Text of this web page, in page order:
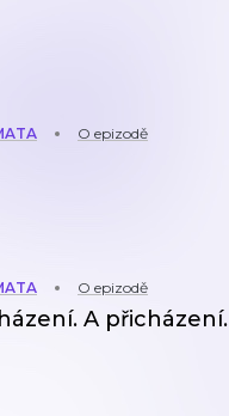
O epizodě
O epizodě
A přicházení.